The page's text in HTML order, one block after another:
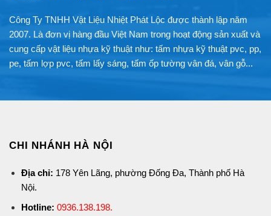
Công Ty TNHH Vật Liệu Nhiệt Phát Lộc được thành lập năm
2007. Là đơn vị hàng đầu Việt Nam trong hoạt động sản xuất và
cung cấp vật liệu nhựa kỹ thuật như: tấm nhựa kỹ thuật pvc, pp,
pe, tấm lợp pvc, tấm lấy sáng, tấm ốp tường vân đá, vân gỗ...
CHI NHÁNH HÀ NỘI
Địa chỉ: 178 Yên Lãng, phường Đống Đa, Thành phố Hà
Nội.
Hotline: 0936.138.198.